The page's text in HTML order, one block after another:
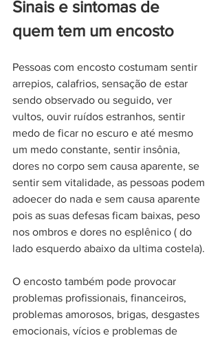
Sinais e sintomas de
quem tem um encosto
Pessoas com encosto costumam sentir
arrepios, calafrios, sensação de estar
sendo observado ou seguido, ver
vultos, ouvir ruídos estranhos, sentir
medo de ficar no escuro e até mesmo
um medo constante, sentir insônia,
dores no corpo sem causa aparente, se
sentir sem vitalidade, as pessoas podem
adoecer do nada e sem causa aparente
pois as suas defesas ficam baixas, peso
nos ombros e dores no esplênico ( do
lado esquerdo abaixo da ultima costela).
O encosto também pode provocar
problemas profissionais, financeiros,
problemas amorosos, brigas, desgastes
emocionais, vícios e problemas de